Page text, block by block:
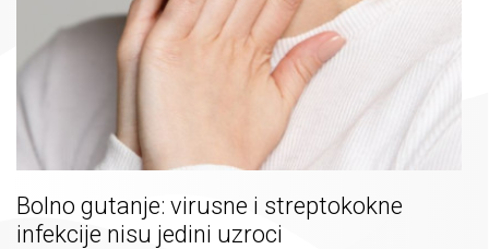
Bolno gutanje: virusne i streptokokne
infekcije nisu jedini uzroci